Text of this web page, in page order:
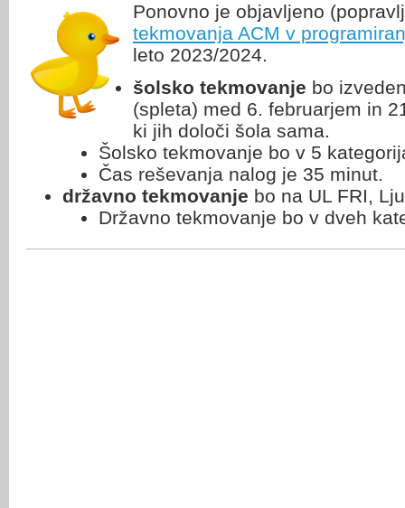
Ponovno je objavljeno
tekmovanja ACM v
leto 2023/2024.
šolsko tekmovanje bo
(spleta) med 6. februarjem in
ki jih določi šola sama.
Šolsko tekmovanje bo v 5
Čas reševanja nalog je 35 minut.
državno tekmovanje bo na UL FRI,
Državno tekmovanje bo v dveh